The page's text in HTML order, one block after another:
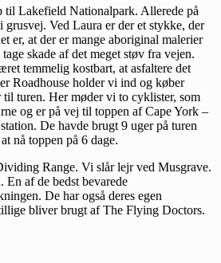
til Lakefield Nationalpark. Allerede på
Ved Laura er der et stykke, der
er, at der er mange aboriginal malerier
skade af det meget støv fra vejen.
temmelig kostbart, at asfaltere det
Roadhouse holder vi ind og køber
turen. Her møder vi to cyklister, som
og er på vej til toppen af Cape York –
De havde brugt 9 uger på turen
nå toppen på 6 dage.
Range. Vi slår lejr ved Musgrave.
En af de bedst bevarede
De har også deres egen
bliver brugt af The Flying Doctors.